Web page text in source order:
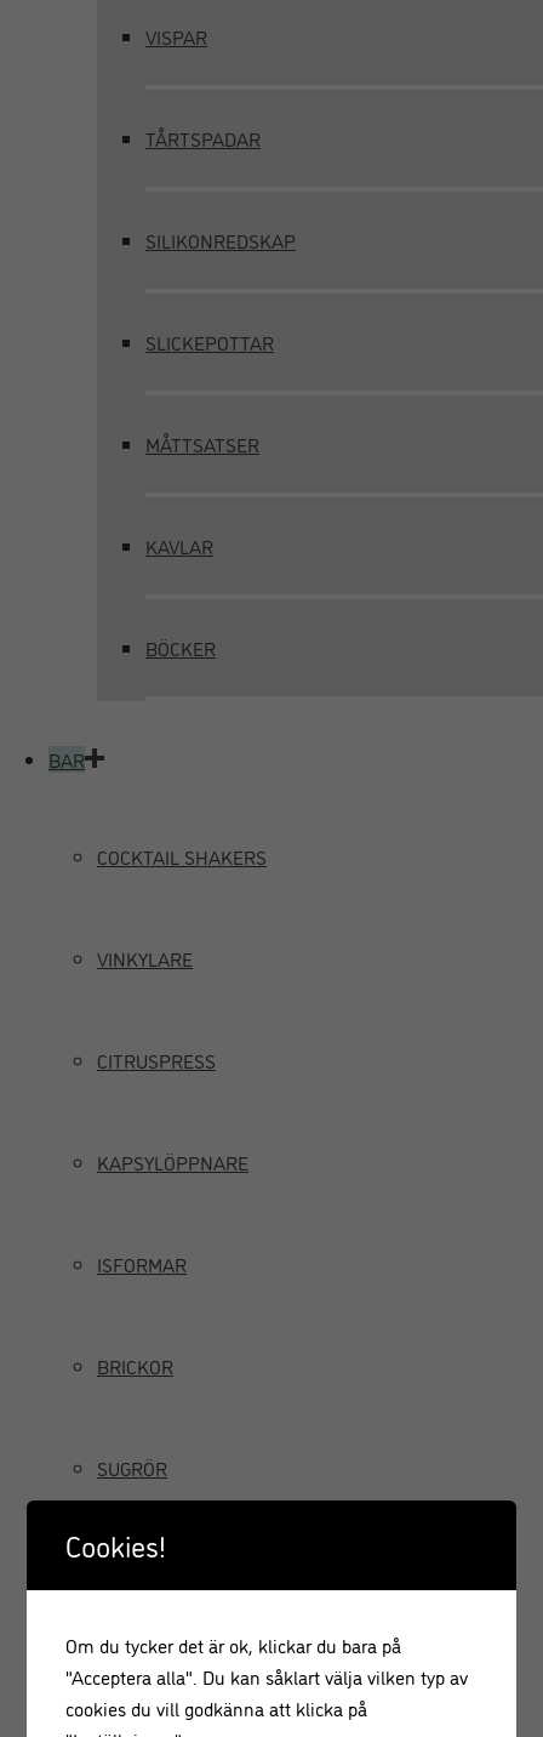
VISPAR
TÅRTSPADAR
SILIKONREDSKAP
SLICKEPOTTAR
MÅTTSATSER
KAVLAR
BÖCKER
BAR
COCKTAIL SHAKERS
VINKYLARE
CITRUSPRESS
KAPSYLÖPPNARE
ISFORMAR
BRICKOR
SUGRÖR
GRÄDDSIFONER
Cookies!
Om du tycker det är ok, klickar du bara på
"Acceptera alla". Du kan såklart välja vilken typ av
cookies du vill godkänna att klicka på